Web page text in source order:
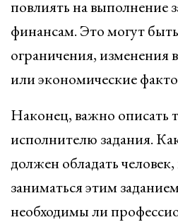
повлиять на выполнение
финансам. Это могут
ограничения, изменения
или экономические
Наконец, важно описать
исполнителю задания.
должен обладать
заниматься этим
необходимы ли